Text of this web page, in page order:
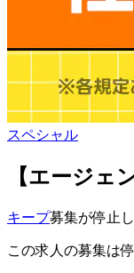
スペシャル
【エージェ
キープ募集が停止
この求人の募集は